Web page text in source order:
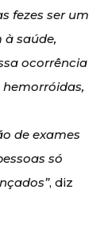
fezes ser um
saúde,
ocorrência
de exames
só
, diz